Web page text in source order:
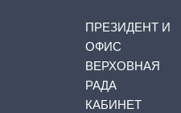
ПРЕЗИДЕНТ И
ОФИС
ВЕРХОВНАЯ
РАДА
КАБИНЕТ